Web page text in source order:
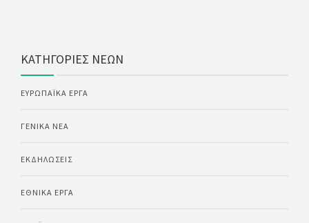
ΚΑΤΗΓΟΡΊΕΣ ΝΈΩΝ
ΕΥΡΩΠΑΪΚΆ ΈΡΓΑ
ΓΕΝΙΚΆ ΝΈΑ
ΕΚΔΗΛΏΣΕΙΣ
ΕΘΝΙΚΆ ΈΡΓΑ